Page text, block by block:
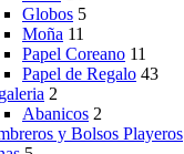
Globos 5
Moña 11
Papel Coreano 11
Papel de Regalo 43
2
Abanicos 2
y Bolsos Playeros